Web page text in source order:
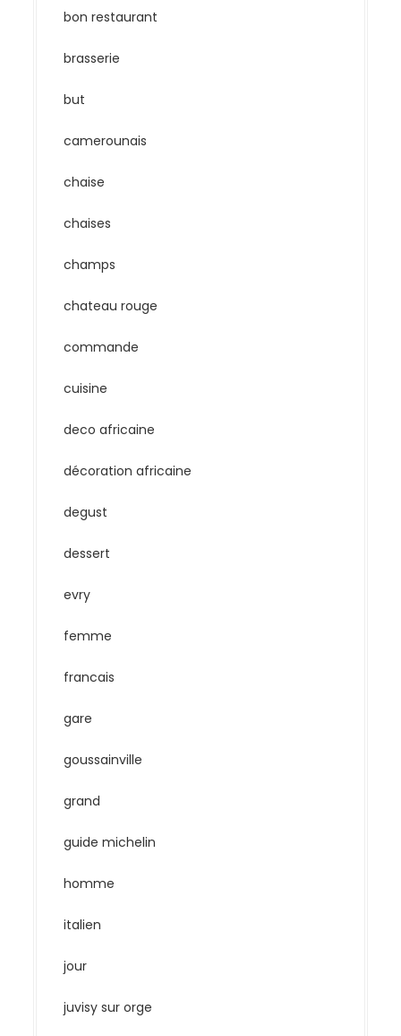
bon restaurant
brasserie
but
camerounais
chaise
chaises
champs
chateau rouge
commande
cuisine
deco africaine
décoration africaine
degust
dessert
evry
femme
francais
gare
goussainville
grand
guide michelin
homme
italien
jour
juvisy sur orge